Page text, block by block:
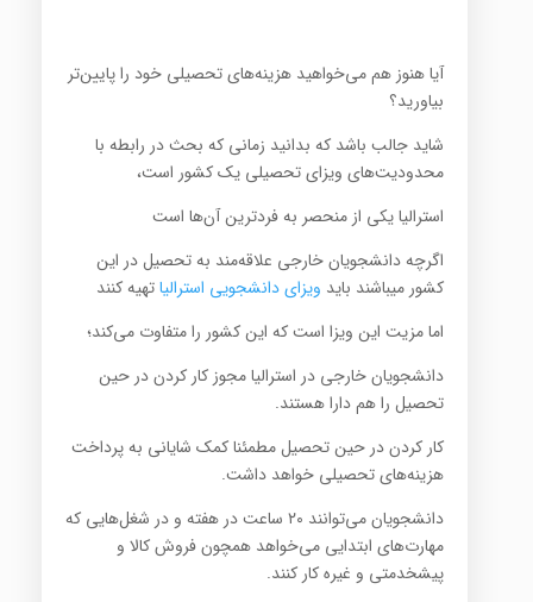
آیا هنوز هم می‌خواهید هزینه‌های تحصیلی خود را پایین‌تر
بیاورید؟
شاید جالب باشد که بدانید زمانی که بحث در رابطه با
محدودیت‌های ویزای تحصیلی یک کشور است،
استرالیا یکی از منحصر به فردترین آن‌ها است
اگرچه دانشجویان خارجی علاقه‌مند به تحصیل در این
کشور میباشند باید ویزای دانشجویی استرالیاتهیه کنند
اما مزیت این ویزا است که این کشور را متفاوت می‌کند؛
دانشجویان خارجی در استرالیا مجوز کار کردن در حین
تحصیل را هم دارا هستند.
کار کردن در حین تحصیل مطمئنا کمک شایانی به پرداخت
هزینه‌های تحصیلی خواهد داشت.
دانشجویان می‌توانند ۲۰ ساعت در هفته و در شغل‌هایی که
مهارت‌های ابتدایی می‌خواهد همچون فروش کالا و
پیشخدمتی و غیره کار کنند.